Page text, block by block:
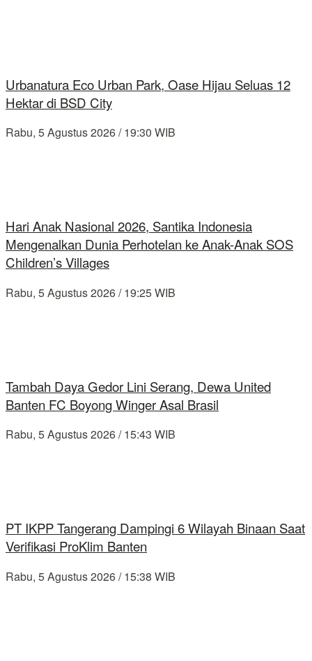
Urbanatura Eco Urban Park, Oase Hijau Seluas 12
Hektar di BSD City
Rabu, 5 Agustus 2026 / 19:30 WIB
Hari Anak Nasional 2026, Santika Indonesia
Mengenalkan Dunia Perhotelan ke Anak-Anak SOS
Children’s Villages
Rabu, 5 Agustus 2026 / 19:25 WIB
Tambah Daya Gedor Lini Serang, Dewa United
Banten FC Boyong Winger Asal Brasil
Rabu, 5 Agustus 2026 / 15:43 WIB
PT IKPP Tangerang Dampingi 6 Wilayah Binaan Saat
Verifikasi ProKlim Banten
Rabu, 5 Agustus 2026 / 15:38 WIB